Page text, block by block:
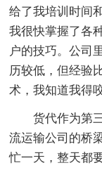
给了我培训时间
我很快掌握了各
户的技巧。公司
历较低，但经验
术，我知道我得
货代作为第三
流运输公司的桥
忙一天，整天都